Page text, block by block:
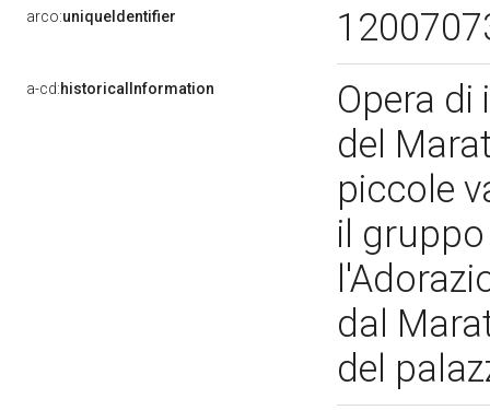
arco:uniqueIdentifier
a-cd:historicalInformation
Opera
del
piccole
il
dal
del